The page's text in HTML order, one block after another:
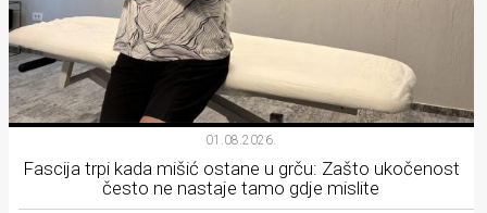
01.08.2026.
Fascija trpi kada mišić ostane u grču: Zašto ukočenost
često ne nastaje tamo gdje mislite